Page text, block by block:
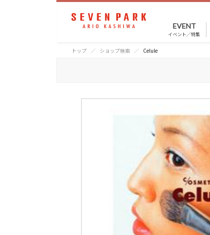
EVENT
イベント／特集
トップ ショップ検索 Celule